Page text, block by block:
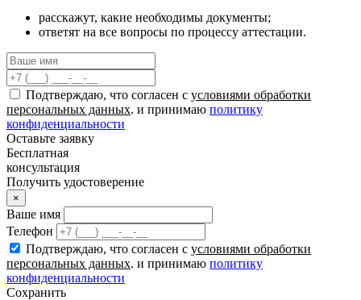
расскажут, какие необходимы документы;
ответят на все вопросы по процессу аттестации.
Подтверждаю, что согласен с условиями обработки
персональных данных. и принимаю политику
конфиденциальности
Оставьте заявку
Бесплатная
консультация
Получить удостоверение
×
Ваше имя
Телефон
Подтверждаю, что согласен с условиями обработки
персональных данных. и принимаю политику
конфиденциальности
Сохранить